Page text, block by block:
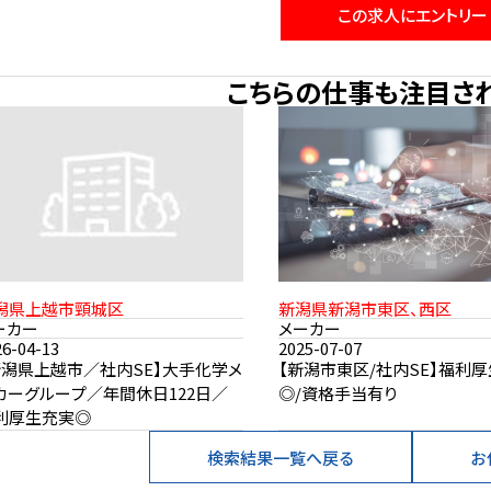
この求人にエントリー
こちらの仕事も注目さ
県上越市頸城区
カー
04-13
潟県上越市／社内SE】大手化学メ
ーグループ／年間休日122日／
厚生充実◎
新潟県新潟市東区、西区
メーカー
2025-07-07
【新潟市東区/社内SE】福利
◎/資格手当有り
検索結果一覧へ戻る